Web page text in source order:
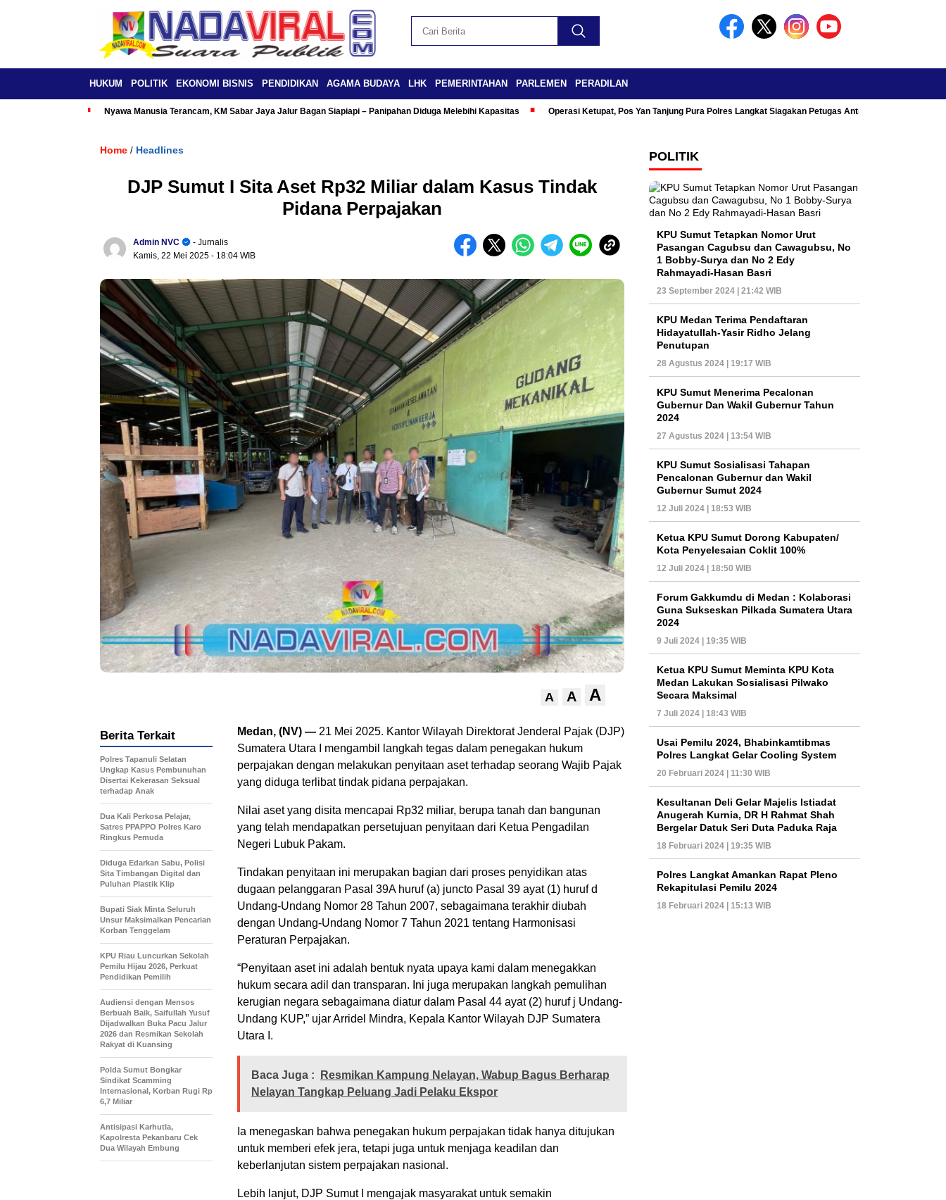
HUKUM POLITIK EKONOMI BISNIS PENDIDIKAN AGAMA BUDAYA LHK PEMERINTAHAN PARLEMEN PERADILAN
Nyawa Manusia Terancam, KM Sabar Jaya Jalur Bagan Siapiapi – Panipahan Diduga Melebihi Kapasitas Operasi Ketupat, Pos Yan Tanjung Pura Polres Langkat Siagakan Petugas Antisipasi Kemacetan
Home / Headlines
DJP Sumut I Sita Aset Rp32 Miliar dalam Kasus Tindak
Pidana Perpajakan
Admin NVC
- Jurnalis
Kamis, 22 Mei 2025 - 18:04 WIB
A A A
Medan, (NV) — 21 Mei 2025. Kantor Wilayah Direktorat Jenderal Pajak (DJP)
Sumatera Utara I mengambil langkah tegas dalam penegakan hukum
perpajakan dengan melakukan penyitaan aset terhadap seorang Wajib Pajak
yang diduga terlibat tindak pidana perpajakan.
Nilai aset yang disita mencapai Rp32 miliar, berupa tanah dan bangunan
yang telah mendapatkan persetujuan penyitaan dari Ketua Pengadilan
Negeri Lubuk Pakam.
Tindakan penyitaan ini merupakan bagian dari proses penyidikan atas
dugaan pelanggaran Pasal 39A huruf (a) juncto Pasal 39 ayat (1) huruf d
Undang-Undang Nomor 28 Tahun 2007, sebagaimana terakhir diubah
dengan Undang-Undang Nomor 7 Tahun 2021 tentang Harmonisasi
Peraturan Perpajakan.
“Penyitaan aset ini adalah bentuk nyata upaya kami dalam menegakkan
hukum secara adil dan transparan. Ini juga merupakan langkah pemulihan
kerugian negara sebagaimana diatur dalam Pasal 44 ayat (2) huruf j Undang-
Undang KUP,” ujar Arridel Mindra, Kepala Kantor Wilayah DJP Sumatera
Utara I.
Baca Juga :
Resmikan Kampung Nelayan, Wabup Bagus Berharap
Nelayan Tangkap Peluang Jadi Pelaku Ekspor
Ia menegaskan bahwa penegakan hukum perpajakan tidak hanya ditujukan
untuk memberi efek jera, tetapi juga untuk menjaga keadilan dan
keberlanjutan sistem perpajakan nasional.
Lebih lanjut, DJP Sumut I mengajak masyarakat untuk semakin
Berita Terkait
Polres Tapanuli Selatan
Ungkap Kasus Pembunuhan
Disertai Kekerasan Seksual
terhadap Anak
Dua Kali Perkosa Pelajar,
Satres PPAPPO Polres Karo
Ringkus Pemuda
Diduga Edarkan Sabu, Polisi
Sita Timbangan Digital dan
Puluhan Plastik Klip
Bupati Siak Minta Seluruh
Unsur Maksimalkan Pencarian
Korban Tenggelam
KPU Riau Luncurkan Sekolah
Pemilu Hijau 2026, Perkuat
Pendidikan Pemilih
Audiensi dengan Mensos
Berbuah Baik, Saifullah Yusuf
Dijadwalkan Buka Pacu Jalur
2026 dan Resmikan Sekolah
Rakyat di Kuansing
Polda Sumut Bongkar
Sindikat Scamming
Internasional, Korban Rugi Rp
6,7 Miliar
Antisipasi Karhutla,
Kapolresta Pekanbaru Cek
Dua Wilayah Embung
POLITIK
KPU Sumut Tetapkan Nomor Urut
Pasangan Cagubsu dan Cawagubsu, No
1 Bobby-Surya dan No 2 Edy
Rahmayadi-Hasan Basri
23 September 2024 | 21:42 WIB
KPU Medan Terima Pendaftaran
Hidayatullah-Yasir Ridho Jelang
Penutupan
28 Agustus 2024 | 19:17 WIB
KPU Sumut Menerima Pecalonan
Gubernur Dan Wakil Gubernur Tahun
2024
27 Agustus 2024 | 13:54 WIB
KPU Sumut Sosialisasi Tahapan
Pencalonan Gubernur dan Wakil
Gubernur Sumut 2024
12 Juli 2024 | 18:53 WIB
Ketua KPU Sumut Dorong Kabupaten/
Kota Penyelesaian Coklit 100%
12 Juli 2024 | 18:50 WIB
Forum Gakkumdu di Medan : Kolaborasi
Guna Sukseskan Pilkada Sumatera Utara
2024
9 Juli 2024 | 19:35 WIB
Ketua KPU Sumut Meminta KPU Kota
Medan Lakukan Sosialisasi Pilwako
Secara Maksimal
7 Juli 2024 | 18:43 WIB
Usai Pemilu 2024, Bhabinkamtibmas
Polres Langkat Gelar Cooling System
20 Februari 2024 | 11:30 WIB
Kesultanan Deli Gelar Majelis Istiadat
Anugerah Kurnia, DR H Rahmat Shah
Bergelar Datuk Seri Duta Paduka Raja
18 Februari 2024 | 19:35 WIB
Polres Langkat Amankan Rapat Pleno
Rekapitulasi Pemilu 2024
18 Februari 2024 | 15:13 WIB